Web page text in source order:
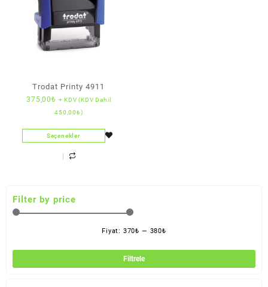
Trodat Printy 4911
375,00₺ + KDV (KDV Dahil
450,00₺)
Seçenekler
Filter by price
Filtrele
Fiyat: 370₺ — 380₺